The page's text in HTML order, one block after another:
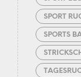
SPORT
SPORTS